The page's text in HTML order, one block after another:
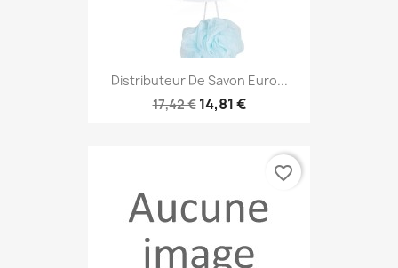
Distributeur De Savon Euro...
17,42 € 14,81 €
favorite_border